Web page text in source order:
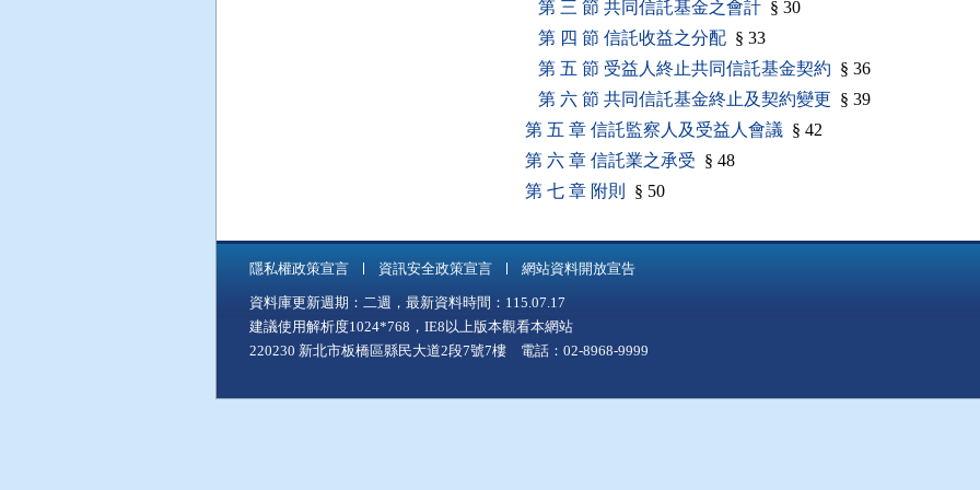
第 三 節 共同信託基金之會計 § 30
第 四 節 信託收益之分配 § 33
第 五 節 受益人終止共同信託基金契約 § 36
第 六 節 共同信託基金終止及契約變更 § 39
第 五 章 信託監察人及受益人會議 § 42
第 六 章 信託業之承受 § 48
第 七 章 附則
§ 50
隱私權政策宣言 資訊安全政策宣言 網站資料開放宣告
資料庫更新週期：二週，最新資料時間：115.07.17
建議使用解析度1024*768，IE8以上版本觀看本網站
220230 新北市板橋區縣民大道2段7號7樓 電話：02-8968-9999